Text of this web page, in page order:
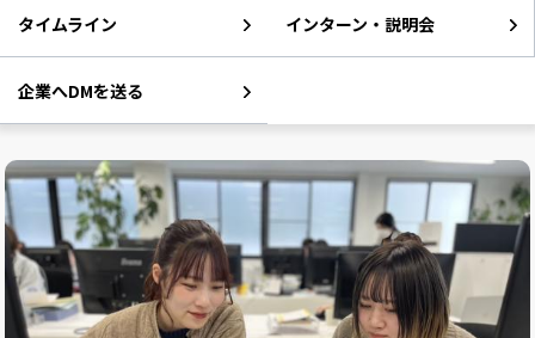
タイムライン インターン・説明会
企業へDMを送る